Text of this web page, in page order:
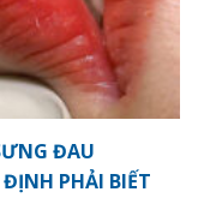
ĐAU
PHẢI BIẾT